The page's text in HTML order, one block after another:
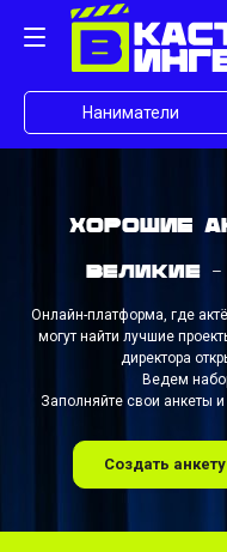
Наниматели
Хорошие
великие
Онлайн-платформа, где
могут найти лучшие
директора
Ведем
Заполняйте свои анкеты
Создать анкету